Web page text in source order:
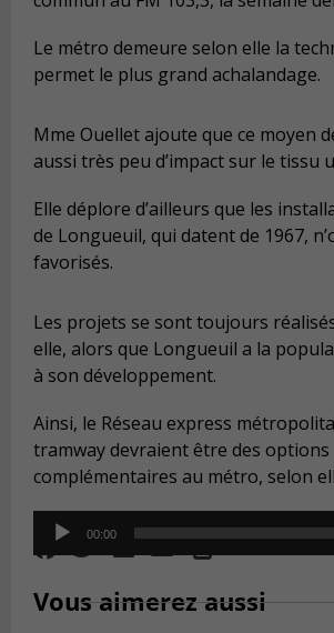
Le métro demeure selon elle la
permet le plus grand achalandage.
Mme Ouellet ajoute que ce moyen
aussi très peu d’impact sur le tissu
Elle déplore d’ailleurs que les
de Longueuil, qui datent de 1967,
favorisés.
Les projets se sont toujours
elle, alors que Longueuil a la
à son développement.
Ainsi, le Réseau express
tramway devraient être des options
complémentaires au métro, selon
Audio
Player
00:00
Vous aimerez aussi